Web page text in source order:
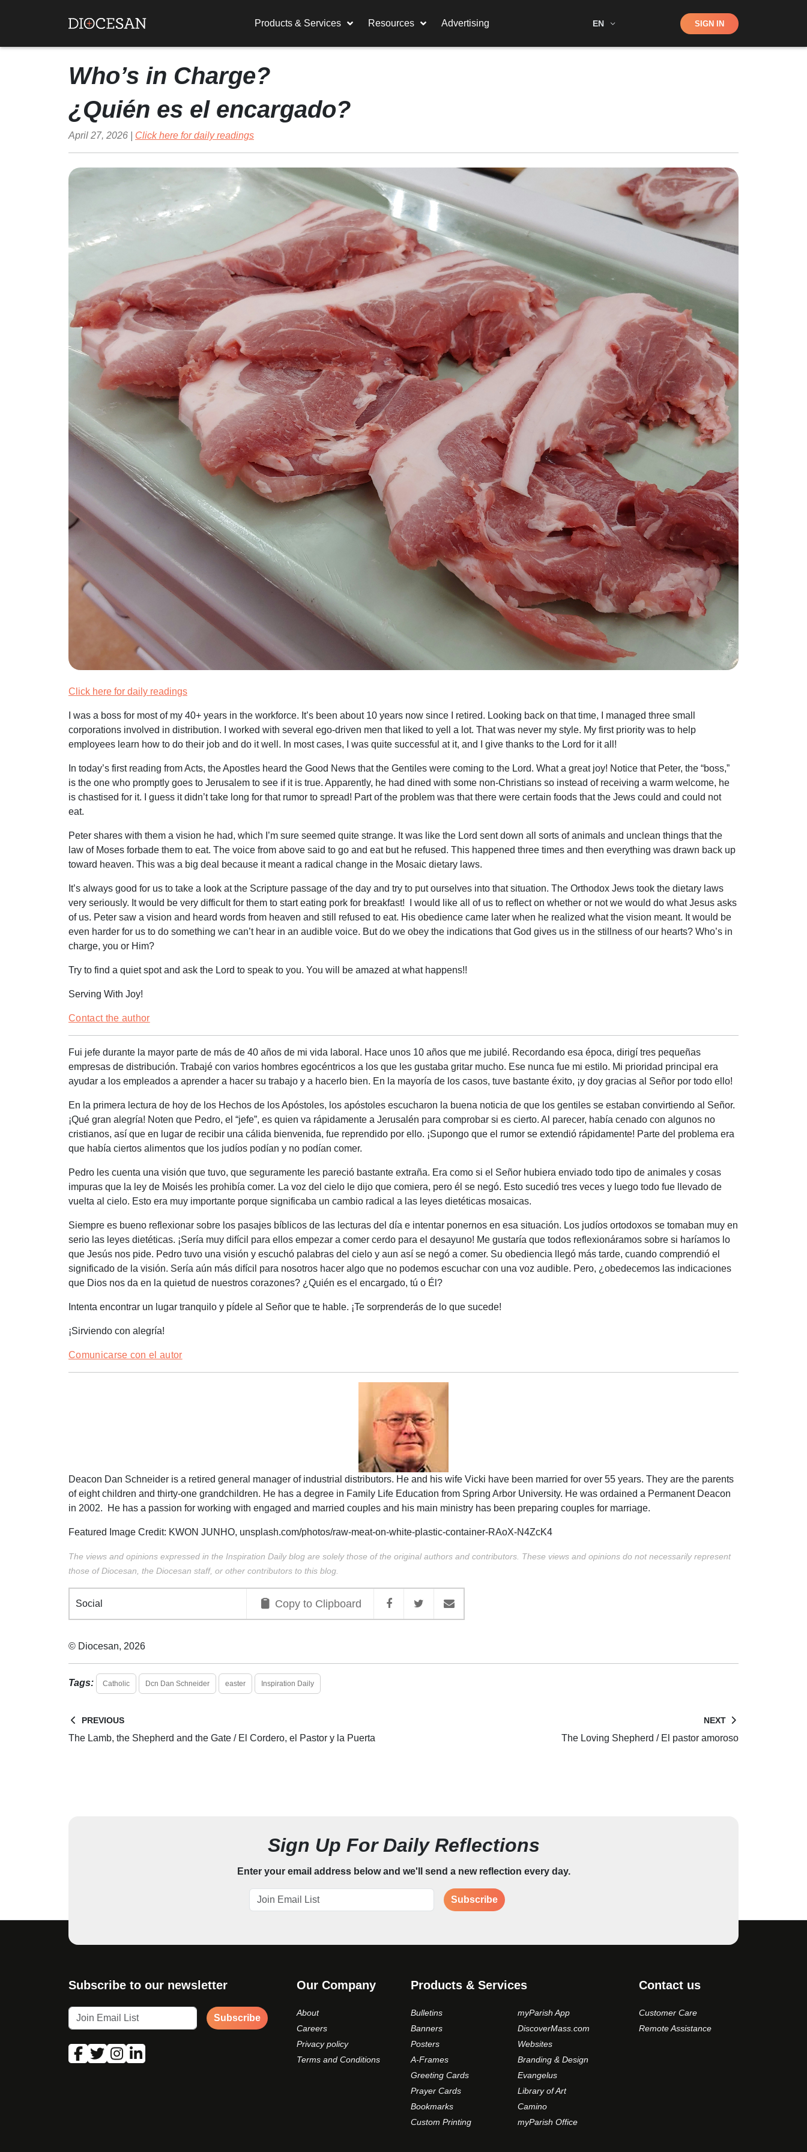
Products & Services Resources Advertising EN Shop SIGN IN
Who’s in Charge?
¿Quién es el encargado?
April 27, 2026 | Click here for daily readings
Click here for daily readings
I was a boss for most of my 40+ years in the workforce. It’s been about 10 years now since I retired. Looking back on that time, I managed three small
corporations involved in distribution. I worked with several ego-driven men that liked to yell a lot. That was never my style. My first priority was to help
employees learn how to do their job and do it well. In most cases, I was quite successful at it, and I give thanks to the Lord for it all!
In today’s first reading from Acts, the Apostles heard the Good News that the Gentiles were coming to the Lord. What a great joy! Notice that Peter, the “boss,”
is the one who promptly goes to Jerusalem to see if it is true. Apparently, he had dined with some non-Christians so instead of receiving a warm welcome, he
is chastised for it. I guess it didn’t take long for that rumor to spread! Part of the problem was that there were certain foods that the Jews could and could not
eat.
Peter shares with them a vision he had, which I’m sure seemed quite strange. It was like the Lord sent down all sorts of animals and unclean things that the
law of Moses forbade them to eat. The voice from above said to go and eat but he refused. This happened three times and then everything was drawn back up
toward heaven. This was a big deal because it meant a radical change in the Mosaic dietary laws.
It’s always good for us to take a look at the Scripture passage of the day and try to put ourselves into that situation. The Orthodox Jews took the dietary laws
very seriously. It would be very difficult for them to start eating pork for breakfast! I would like all of us to reflect on whether or not we would do what Jesus asks
of us. Peter saw a vision and heard words from heaven and still refused to eat. His obedience came later when he realized what the vision meant. It would be
even harder for us to do something we can’t hear in an audible voice. But do we obey the indications that God gives us in the stillness of our hearts? Who’s in
charge, you or Him?
Try to find a quiet spot and ask the Lord to speak to you. You will be amazed at what happens!!
Serving With Joy!
Contact the author
Fui jefe durante la mayor parte de más de 40 años de mi vida laboral. Hace unos 10 años que me jubilé. Recordando esa época, dirigí tres pequeñas
empresas de distribución. Trabajé con varios hombres egocéntricos a los que les gustaba gritar mucho. Ese nunca fue mi estilo. Mi prioridad principal era
ayudar a los empleados a aprender a hacer su trabajo y a hacerlo bien. En la mayoría de los casos, tuve bastante éxito, ¡y doy gracias al Señor por todo ello!
En la primera lectura de hoy de los Hechos de los Apóstoles, los apóstoles escucharon la buena noticia de que los gentiles se estaban convirtiendo al Señor.
¡Qué gran alegría! Noten que Pedro, el “jefe”, es quien va rápidamente a Jerusalén para comprobar si es cierto. Al parecer, había cenado con algunos no
cristianos, así que en lugar de recibir una cálida bienvenida, fue reprendido por ello. ¡Supongo que el rumor se extendió rápidamente! Parte del problema era
que había ciertos alimentos que los judíos podían y no podían comer.
Pedro les cuenta una visión que tuvo, que seguramente les pareció bastante extraña. Era como si el Señor hubiera enviado todo tipo de animales y cosas
impuras que la ley de Moisés les prohibía comer. La voz del cielo le dijo que comiera, pero él se negó. Esto sucedió tres veces y luego todo fue llevado de
vuelta al cielo. Esto era muy importante porque significaba un cambio radical a las leyes dietéticas mosaicas.
Siempre es bueno reflexionar sobre los pasajes bíblicos de las lecturas del día e intentar ponernos en esa situación. Los judíos ortodoxos se tomaban muy en
serio las leyes dietéticas. ¡Sería muy difícil para ellos empezar a comer cerdo para el desayuno! Me gustaría que todos reflexionáramos sobre si haríamos lo
que Jesús nos pide. Pedro tuvo una visión y escuchó palabras del cielo y aun así se negó a comer. Su obediencia llegó más tarde, cuando comprendió el
significado de la visión. Sería aún más difícil para nosotros hacer algo que no podemos escuchar con una voz audible. Pero, ¿obedecemos las indicaciones
que Dios nos da en la quietud de nuestros corazones? ¿Quién es el encargado, tú o Él?
Intenta encontrar un lugar tranquilo y pídele al Señor que te hable. ¡Te sorprenderás de lo que sucede!
¡Sirviendo con alegría!
Comunicarse con el autor
Deacon Dan Schneider is a retired general manager of industrial distributors. He and his wife Vicki have been married for over 55 years. They are the parents
of eight children and thirty-one grandchildren. He has a degree in Family Life Education from Spring Arbor University. He was ordained a Permanent Deacon
in 2002. He has a passion for working with engaged and married couples and his main ministry has been preparing couples for marriage.
Featured Image Credit: KWON JUNHO, unsplash.com/photos/raw-meat-on-white-plastic-container-RAoX-N4ZcK4
The views and opinions expressed in the Inspiration Daily blog are solely those of the original authors and contributors. These views and opinions do not necessarily represent
those of Diocesan, the Diocesan staff, or other contributors to this blog.
Social Copy to Clipboard
© Diocesan, 2026
Tags: Catholic Dcn Dan Schneider easter Inspiration Daily
PREVIOUS
The Lamb, the Shepherd and the Gate / El Cordero, el Pastor y la Puerta
NEXT
The Loving Shepherd / El pastor amoroso
Sign Up For Daily Reflections
Enter your email address below and we'll send a new reflection every day.
Subscribe
Subscribe to our newsletter
Subscribe
Our Company
About
Careers
Privacy policy
Terms and Conditions
Products & Services
Bulletins
Banners
Posters
A-Frames
Greeting Cards
Prayer Cards
Bookmarks
Custom Printing
myParish App
DiscoverMass.com
Websites
Branding & Design
Evangelus
Library of Art
Camino
myParish Office
Contact us
Customer Care
Remote Assistance